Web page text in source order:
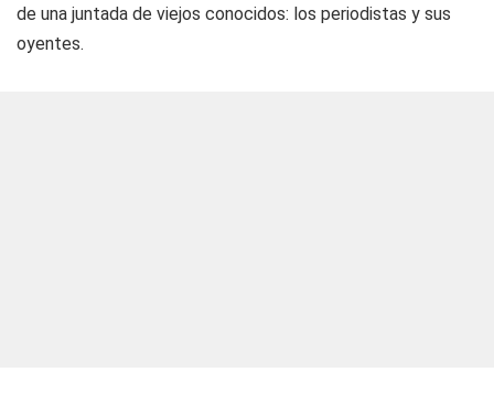
de una juntada de viejos conocidos: los periodistas y sus
oyentes.